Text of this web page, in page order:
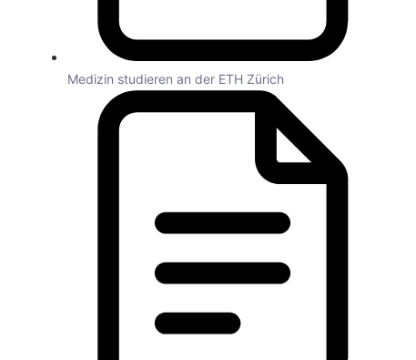
Medizin studieren an der ETH Zürich